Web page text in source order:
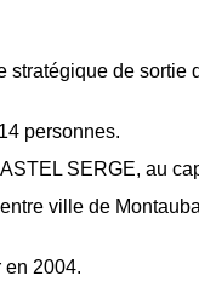
stratégique de sortie
personnes.
SERGE, au
ville de
en 2004.